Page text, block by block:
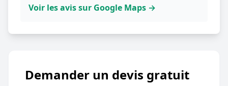
Voir les avis sur Google Maps →
Demander un devis gratuit